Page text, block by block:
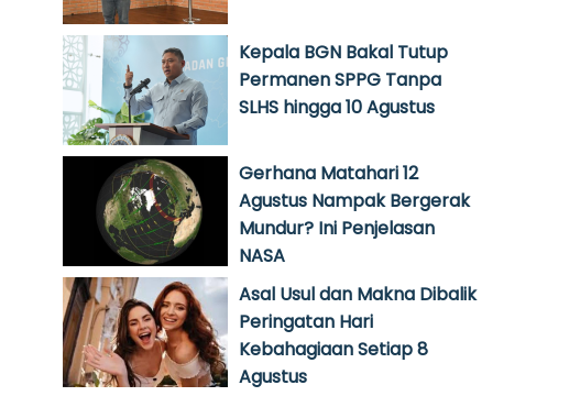
Kepala BGN Bakal Tutup
Permanen SPPG Tanpa
SLHS hingga 10 Agustus
Gerhana Matahari 12
Agustus Nampak Bergerak
Mundur? Ini Penjelasan
NASA
Asal Usul dan Makna Dibalik
Peringatan Hari
Kebahagiaan Setiap 8
Agustus